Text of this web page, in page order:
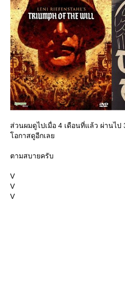
ส่วนผมดูไปเมื่อ 4 เดือนที่แล้ว ผ่านไ
อกาสดูอีกเล
ตามสบายครับ
V
V
V